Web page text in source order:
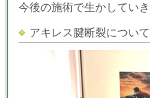
今後の施術で生かしてい
アキレス腱断裂について